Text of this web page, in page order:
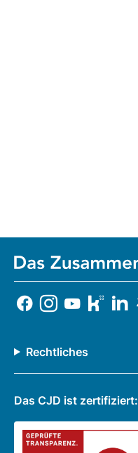
Rechtliches
Das CJD ist zertifiziert: